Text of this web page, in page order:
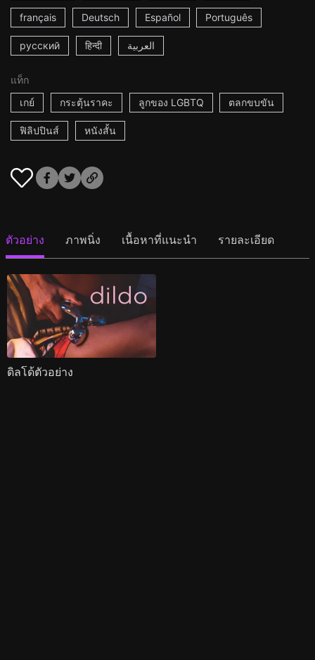
français Deutsch Español Português
русский हिन्दी العربية
แท็ก
เกย์
กระตุ้นราคะ ลูกของ LGBTQ ตลกขบขัน
ฟิลิปปินส์ หนังสั้น
ตัวอย่าง ภาพนิ่ง เนื้อหาที่แนะนำ รายละเอียด
ดิลโด้ตัวอย่าง